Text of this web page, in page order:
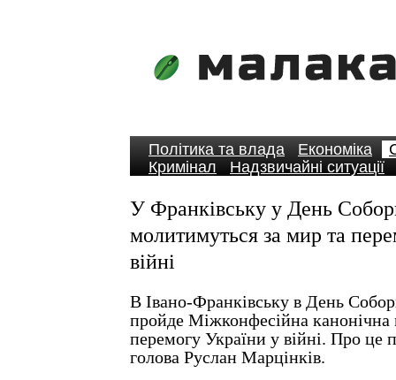
Політика та влада Економіка
Кримінал
Надзвичайні ситуації
У Франківську у День
молитимуться за мир та
війні
В Івано-Франківську в День
пройде Міжконфесійна канонічна
перемогу України у війні. Про це
голова Руслан Марцінків.